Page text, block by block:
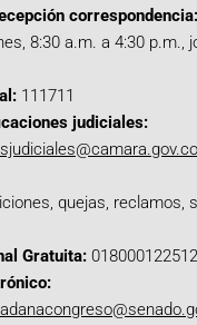
correspondencia:
8:30 a.m. a 4:30 p.m.,
111711
judiciales:
quejas, reclamos,
Gratuita: 018000122512